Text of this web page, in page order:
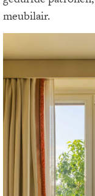
meubilair.